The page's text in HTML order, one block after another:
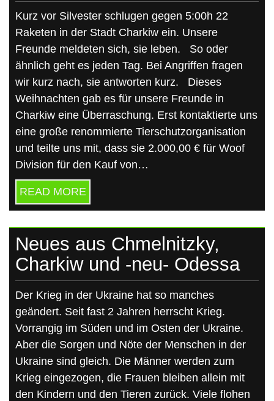
Kurz vor Silvester schlugen gegen 5:00h 22
Raketen in der Stadt Charkiw ein. Unsere
Freunde meldeten sich, sie leben. So oder
ähnlich geht es jeden Tag. Bei Angriffen fragen
wir kurz nach, sie antworten kurz. Dieses
Weihnachten gab es für unsere Freunde in
Charkiw eine Überraschung. Erst kontaktierte uns
eine große renommierte Tierschutzorganisation
und teilte uns mit, dass sie 2.000,00 € für Woof
Division für den Kauf von…
READ MORE
Neues aus Chmelnitzky,
Charkiw und -neu- Odessa
Der Krieg in der Ukraine hat so manches
geändert. Seit fast 2 Jahren herrscht Krieg.
Vorrangig im Süden und im Osten der Ukraine.
Aber die Sorgen und Nöte der Menschen in der
Ukraine sind gleich. Die Männer werden zum
Krieg eingezogen, die Frauen bleiben allein mit
den Kindern und den Tieren zurück. Viele flohen